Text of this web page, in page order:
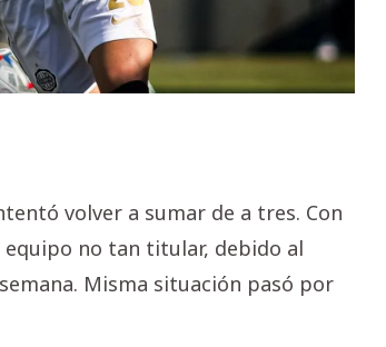
volver a sumar de a tres. Con
equipo no tan titular, debido al
Misma situación pasó por